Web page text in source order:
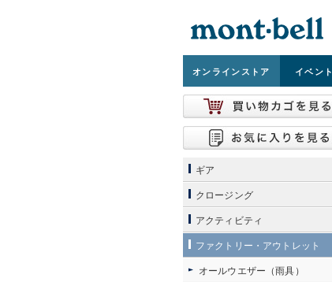
オンラインストア イベント
ギア
クロージング
アクティビティ
ファクトリー・アウトレット
オールウエザー（雨具）